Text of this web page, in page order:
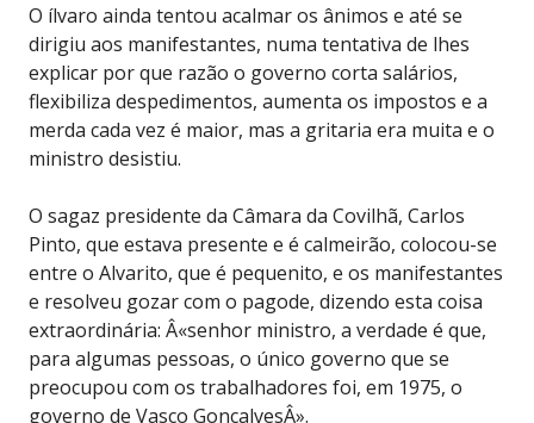
O ílvaro ainda tentou acalmar os ânimos e até se
dirigiu aos manifestantes, numa tentativa de lhes
explicar por que razão o governo corta salários,
flexibiliza despedimentos, aumenta os impostos e a
merda cada vez é maior, mas a gritaria era muita e o
ministro desistiu.
O sagaz presidente da Câmara da Covilhã, Carlos
Pinto, que estava presente e é calmeirão, colocou-se
entre o Alvarito, que é pequenito, e os manifestantes
e resolveu gozar com o pagode, dizendo esta coisa
extraordinária: Â«senhor ministro, a verdade é que,
para algumas pessoas, o único governo que se
preocupou com os trabalhadores foi, em 1975, o
governo de Vasco GonçalvesÂ».